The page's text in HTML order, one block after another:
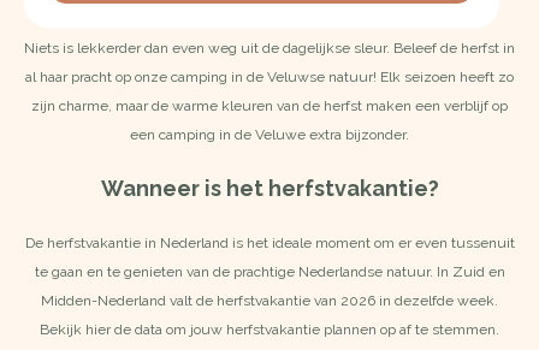
Niets is lekkerder dan even weg uit de dagelijkse sleur. Beleef de herfst in
al haar pracht op onze camping in de Veluwse natuur! Elk seizoen heeft zo
zijn charme, maar de warme kleuren van de herfst maken een verblijf op
een camping in de Veluwe extra bijzonder.
Wanneer is het herfstvakantie?
De herfstvakantie in Nederland is het ideale moment om er even tussenuit
te gaan en te genieten van de prachtige Nederlandse natuur. In Zuid en
Midden-Nederland valt de herfstvakantie van 2026 in dezelfde week.
Bekijk hier de data om jouw herfstvakantie plannen op af te stemmen.